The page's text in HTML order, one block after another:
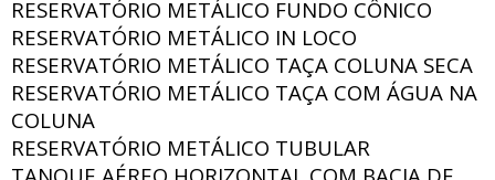
RESERVATÓRIO METÁLICO FUNDO CÔNICO
RESERVATÓRIO METÁLICO IN LOCO
RESERVATÓRIO METÁLICO TAÇA COLUNA SECA
RESERVATÓRIO METÁLICO TAÇA COM ÁGUA NA
COLUNA
RESERVATÓRIO METÁLICO TUBULAR